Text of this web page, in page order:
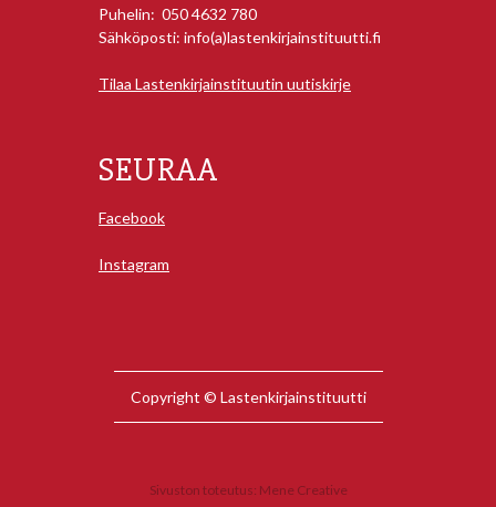
Puhelin: 050 4632 780
Sähköposti: info(a)lastenkirjainstituutti.fi
Tilaa Lastenkirjainstituutin uutiskirje
SEURAA
Facebook
Instagram
Copyright © Lastenkirjainstituutti
Sivuston toteutus: Mene Creative